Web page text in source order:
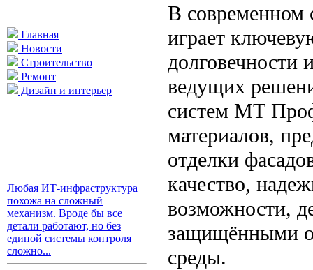
Главная
Новости
Строительство
Ремонт
Дизайн и интерьер
Любая ИТ-инфраструктура
похожа на сложный
механизм. Вроде бы все
детали работают, но без
единой системы контроля
сложно...
В современном
играет
долговечности
ведущих
систем МТ
материалов,
отделки
качество,
возможности,
защищёнными
среды.